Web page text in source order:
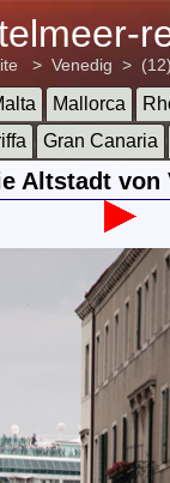
> Venedig >
Mallorca
Gran Canaria
Altstadt